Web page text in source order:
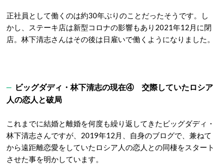
正社員として働くのは約30年ぶりのことだったそうです。し
かし、ステーキ店は新型コロナの影響もあり2021年12月に閉
店。林下清志さんはその後は日雇いで働くようになりました。
ビッグダディ・林下清志の現在④ 交際していたロシア
人の恋人と破局
これまでに結婚と離婚を何度も繰り返してきたビッグダディ・
林下清志さんですが、2019年12月、自身のブログで、兼ねて
から遠距離恋愛をしていたロシア人の恋人との同棲をスタート
させた事を明かしています。